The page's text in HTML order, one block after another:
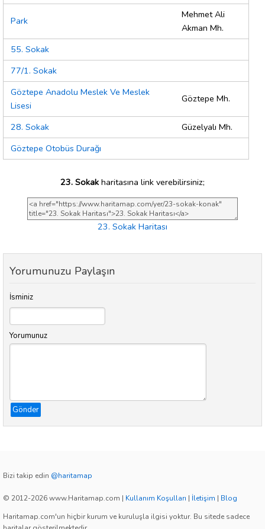
Park
Mehmet Ali
Akman Mh.
55. Sokak
77/1. Sokak
Göztepe Anadolu Meslek Ve Meslek
Lisesi
Göztepe Mh.
28. Sokak
Güzelyalı Mh.
Göztepe Otobüs Durağı
23. Sokak haritasına link verebilirsiniz;
23. Sokak Haritası
Yorumunuzu Paylaşın
İsminiz
Yorumunuz
Gönder
Bizi takip edin @haritamap
© 2012-2026 www.Haritamap.com | Kullanım Koşulları | İletişim | Blog
Haritamap.com'un hiçbir kurum ve kuruluşla ilgisi yoktur. Bu sitede sadece